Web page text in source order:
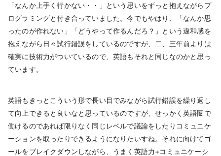
「なんか上手く行かない・・」という思いをずっと抱えながらプ
ログラミングと付き合っていました。今でもやはり、「なんか思
ったのが作れない」「どうやって作るんだろ？」という違和感を
抱えながら日々試行錯誤をしているのですが、二、三年前よりは
確実に技術力がついているので、英語もそれと同じなのかと思っ
ています。
英語もきっとこういう形で長い目でみながら試行錯誤を繰り返し
て向上できると良いなと思っているのですが、せっかく英語圏で
働けるのであれば限りなく同じレベルで議論をしたりコミュニケ
ーションを取ったりできるようになりたいすね。それに向けてゴ
ールをブレイクダウンしながら、うまく英語力+コミュニケーシ